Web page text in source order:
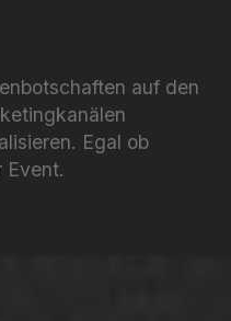
auf den
Egal ob
Event.